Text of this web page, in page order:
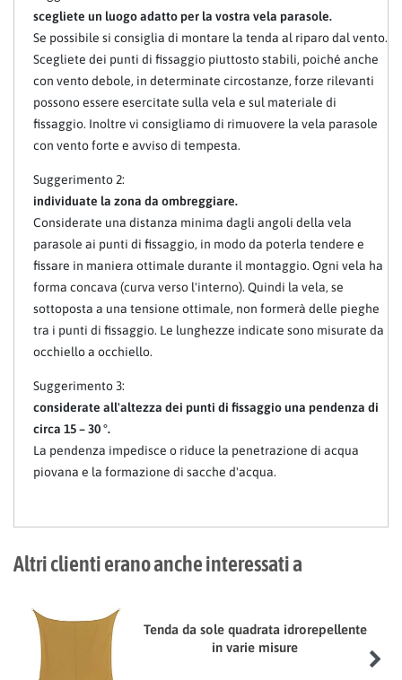
scegliete un luogo adatto per la vostra vela parasole.
Se possibile si consiglia di montare la tenda al riparo dal vento.
Scegliete dei punti di fissaggio piuttosto stabili, poiché anche
con vento debole, in determinate circostanze, forze rilevanti
possono essere esercitate sulla vela e sul materiale di
fissaggio. Inoltre vi consigliamo di rimuovere la vela parasole
con vento forte e avviso di tempesta.
Suggerimento 2:
individuate la zona da ombreggiare.
Considerate una distanza minima dagli angoli della vela
parasole ai punti di fissaggio, in modo da poterla tendere e
fissare in maniera ottimale durante il montaggio. Ogni vela ha
forma concava (curva verso l'interno). Quindi la vela, se
sottoposta a una tensione ottimale, non formerà delle pieghe
tra i punti di fissaggio. Le lunghezze indicate sono misurate da
occhiello a occhiello.
Suggerimento 3:
considerate all'altezza dei punti di fissaggio una pendenza di
circa 15 – 30 °.
La pendenza impedisce o riduce la penetrazione di acqua
piovana e la formazione di sacche d'acqua.
Altri clienti erano anche interessati a
Tenda da sole quadrata idrorepellente
in varie misure